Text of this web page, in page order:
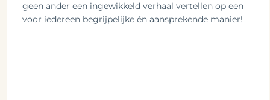
geen ander een ingewikkeld verhaal vertellen op een
voor iedereen begrijpelijke én aansprekende manier!